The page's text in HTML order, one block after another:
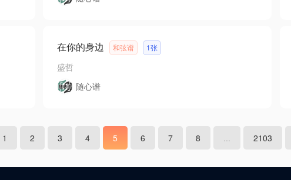
在你的身边 和弦谱 1张
盛哲
随心谱
1 2 3 4 5 6 7 8 ... 2103